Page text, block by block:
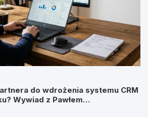
do wdrożenia systemu CRM
Wywiad z Pawłem
IT Vision